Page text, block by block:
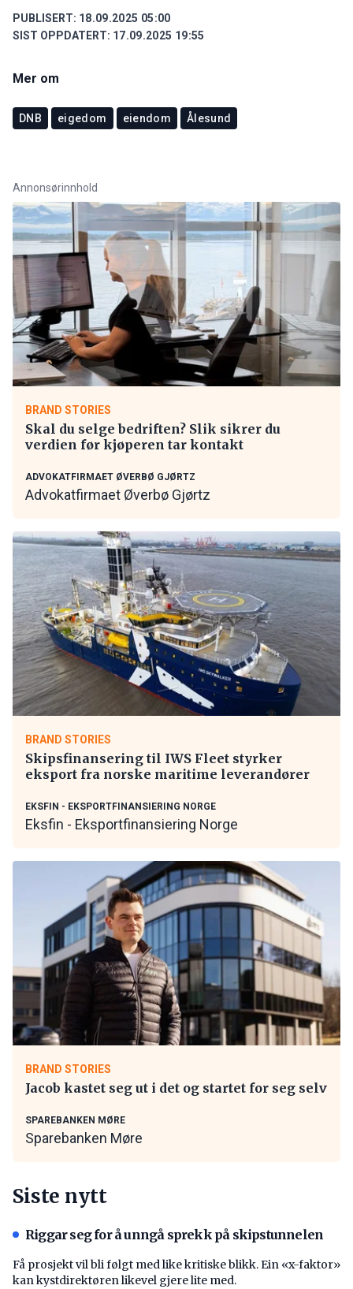
PUBLISERT: 18.09.2025 05:00
SIST OPPDATERT: 17.09.2025 19:55
Mer om
DNB eigedom eiendom Ålesund
Annonsørinnhold
BRAND STORIES
Skal du selge bedriften? Slik sikrer du
verdien før kjøperen tar kontakt
ADVOKATFIRMAET ØVERBØ GJØRTZ
Advokatfirmaet Øverbø Gjørtz
BRAND STORIES
Skipsfinansering til IWS Fleet styrker
eksport fra norske maritime leverandører
EKSFIN - EKSPORTFINANSIERING NORGE
Eksfin - Eksportfinansiering Norge
BRAND STORIES
Jacob kastet seg ut i det og startet for seg selv
SPAREBANKEN MØRE
Sparebanken Møre
Siste nytt
Riggar seg for å unngå sprekk på skipstunnelen
Få prosjekt vil bli følgt med like kritiske blikk. Ein «x-faktor»
kan kystdirektøren likevel gjere lite med.